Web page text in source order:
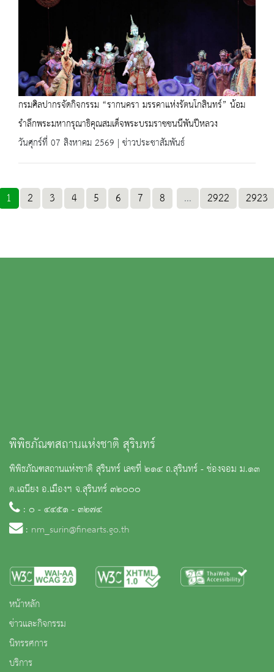
กรมศิลปากรจัดกิจกรรม “รากนครา มรรคาแห่งรัตนโกสินทร์” น้อม
รำลึกพระมหากรุณาธิคุณสมเด็จพระบรมราชชนนีพันปีหลวง
วันศุกร์ที่ 07 สิงหาคม 2569 | ข่าวประชาสัมพันธ์
1 2 3 4 5 6 7 8 ... 2922 2923
พิพิธภัณฑสถานแห่งชาติ สุรินทร์
พิพิธภัณฑสถานแห่งชาติ สุรินทร์ เลขที่ ๒๑๔ ถ.สุรินทร์ - ช่องจอม ม.๑๓
ต.เฉนียง อ.เมืองฯ จ.สุรินทร์ ๓๒๐๐๐
: ๐ - ๔๔๕๑ - ๓๒๗๔
: nm_surin@finearts.go.th
หน้าหลัก
ข่าวและกิจกรรม
นิทรรศการ
บริการ